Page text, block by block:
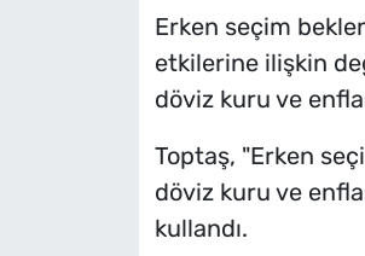
Erken seçim
etkilerine ilişkin
döviz kuru ve
Toptaş, "Erken
döviz kuru ve
kullandı.